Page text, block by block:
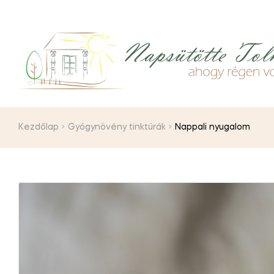
Kezdőlap Gyógynövény tinktúrák Nappali nyugalom